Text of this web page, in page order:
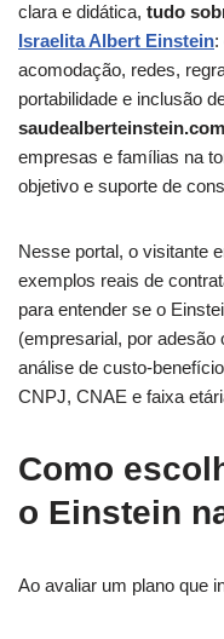
clara e didática, tudo
Israelita Albert Einstein:
acomodação, redes,
portabilidade e inclusão
empresas e famílias na
objetivo e suporte de
Nesse portal, o visitante
exemplos reais de
para entender se o
(empresarial, por adesão
análise de custo-
CNPJ, CNAE e faixa
Como
o Einstein
Ao avaliar um plano que